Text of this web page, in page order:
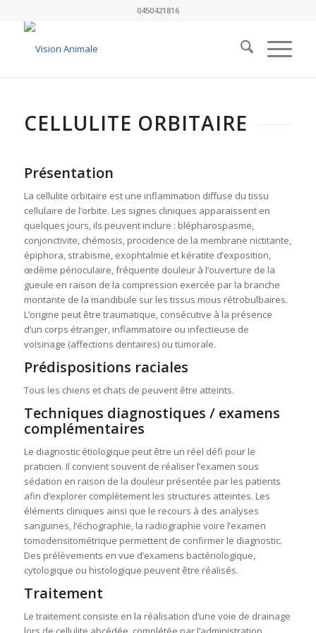
0450421816
CELLULITE ORBITAIRE
Présentation
La cellulite orbitaire est une inflammation diffuse du tissu
cellulaire de l’orbite. Les signes cliniques apparaissent en
quelques jours, ils peuvent inclure : blépharospasme,
conjonctivite, chémosis, procidence de la membrane nictitante,
épiphora, strabisme, exophtalmie et kératite d’exposition,
œdème périoculaire, fréquente douleur à l’ouverture de la
gueule en raison de la compression exercée par la branche
montante de la mandibule sur les tissus mous rétrobulbaires.
L’origine peut être traumatique, consécutive à la présence
d’un corps étranger, inflammatoire ou infectieuse de
voisinage (affections dentaires) ou tumorale.
Prédispositions raciales
Tous les chiens et chats de peuvent être atteints.
Techniques diagnostiques / examens
complémentaires
Le diagnostic étiologique peut être un réel défi pour le
praticien. Il convient souvent de réaliser l’examen sous
sédation en raison de la douleur présentée par les patients
afin d’explorer complètement les structures atteintes. Les
éléments cliniques ainsi que le recours à des analyses
sanguines, l’échographie, la radiographie voire l’examen
tomodensitométrique permettent de confirmer le diagnostic.
Des prélèvements en vue d’examens bactériologique,
cytologique ou histologique peuvent être réalisés.
Traitement
Le traitement consiste en la réalisation d’une voie de drainage